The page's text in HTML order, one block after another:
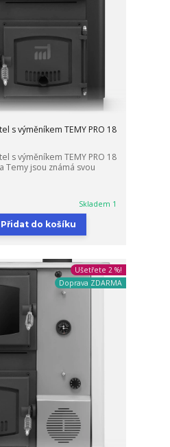
s výměníkem TEMY PRO 18
s výměníkem TEMY PRO 18
Temy jsou známá svou
Skladem 1
Přidat do košíku
Ušetřete 2 %!
Doprava ZDARMA